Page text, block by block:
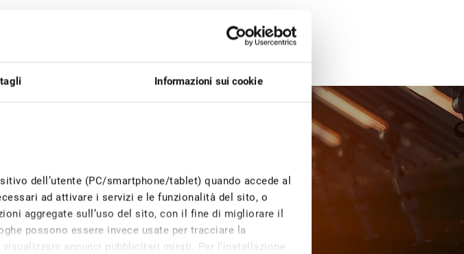
Informazioni sui cookie
dell’utente (PC/smartphone/tablet) quando accede al
ad attivare i servizi e le funzionalità del sito, o
aggregate sull’uso del sito, con il fine di migliorare il
possono essere invece usate per tracciare la
annunci pubblicitari mirati. Per l’installazione
the
profile